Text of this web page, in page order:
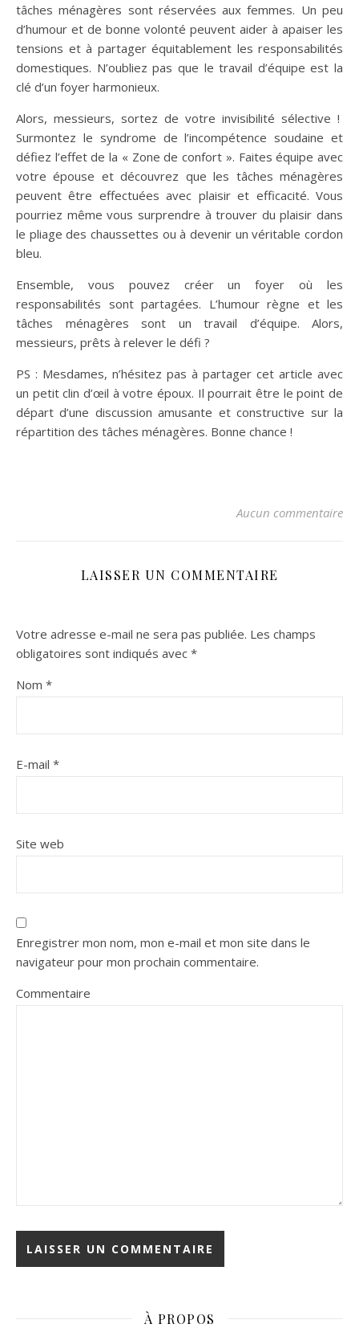
tâches ménagères sont réservées aux femmes. Un peu
d’humour et de bonne volonté peuvent aider à apaiser les
tensions et à partager équitablement les responsabilités
domestiques. N’oubliez pas que le travail d’équipe est la
clé d’un foyer harmonieux.
Alors, messieurs, sortez de votre invisibilité sélective !
Surmontez le syndrome de l’incompétence soudaine et
défiez l’effet de la « Zone de confort ». Faites équipe avec
votre épouse et découvrez que les tâches ménagères
peuvent être effectuées avec plaisir et efficacité. Vous
pourriez même vous surprendre à trouver du plaisir dans
le pliage des chaussettes ou à devenir un véritable cordon
bleu.
Ensemble, vous pouvez créer un foyer où les
responsabilités sont partagées. L’humour règne et les
tâches ménagères sont un travail d’équipe. Alors,
messieurs, prêts à relever le défi ?
PS : Mesdames, n’hésitez pas à partager cet article avec
un petit clin d’œil à votre époux. Il pourrait être le point de
départ d’une discussion amusante et constructive sur la
répartition des tâches ménagères. Bonne chance !
Aucun commentaire
LAISSER UN COMMENTAIRE
Votre adresse e-mail ne sera pas publiée. Les champs
obligatoires sont indiqués avec *
Nom *
E-mail *
Site web
Enregistrer mon nom, mon e-mail et mon site dans le
navigateur pour mon prochain commentaire.
Commentaire
À PROPOS